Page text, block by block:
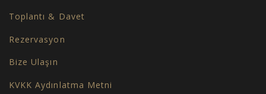
Toplantı & Davet
Rezervasyon
Bize Ulaşın
KVKK Aydınlatma Metni